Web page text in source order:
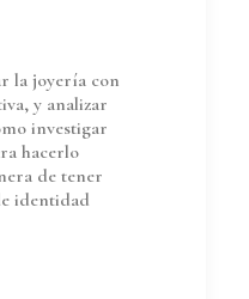
la joyería con
y analizar
investigar
hacerlo
de tener
identidad